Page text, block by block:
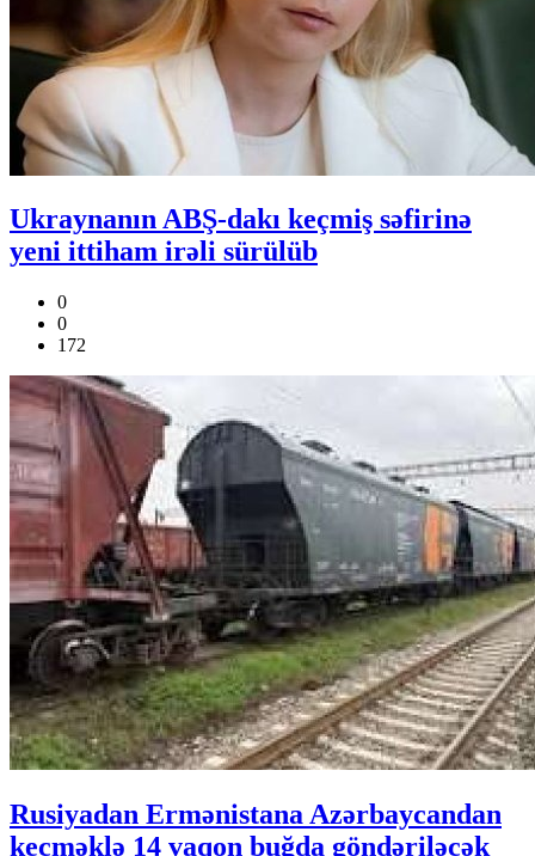
Ukraynanın ABŞ-dakı keçmiş səfirinə
yeni ittiham irəli sürülüb
0
0
172
Rusiyadan Ermənistana Azərbaycandan
keçməklə 14 vaqon buğda göndəriləcək